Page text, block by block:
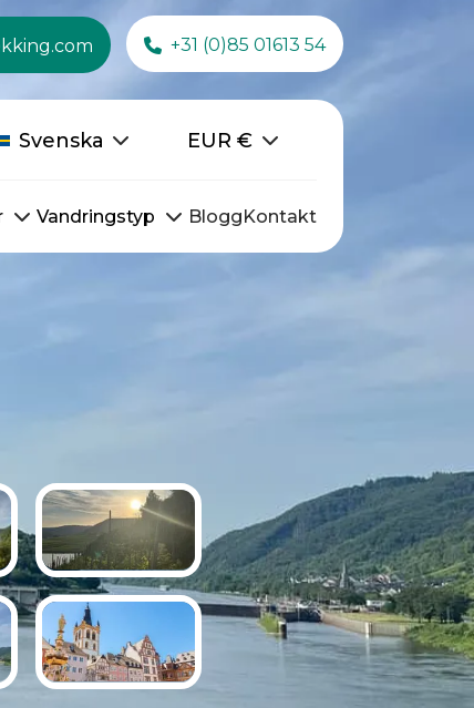
+31 (0)85 01613 54
Svenska EUR €
Vandringstyp BloggKontakt